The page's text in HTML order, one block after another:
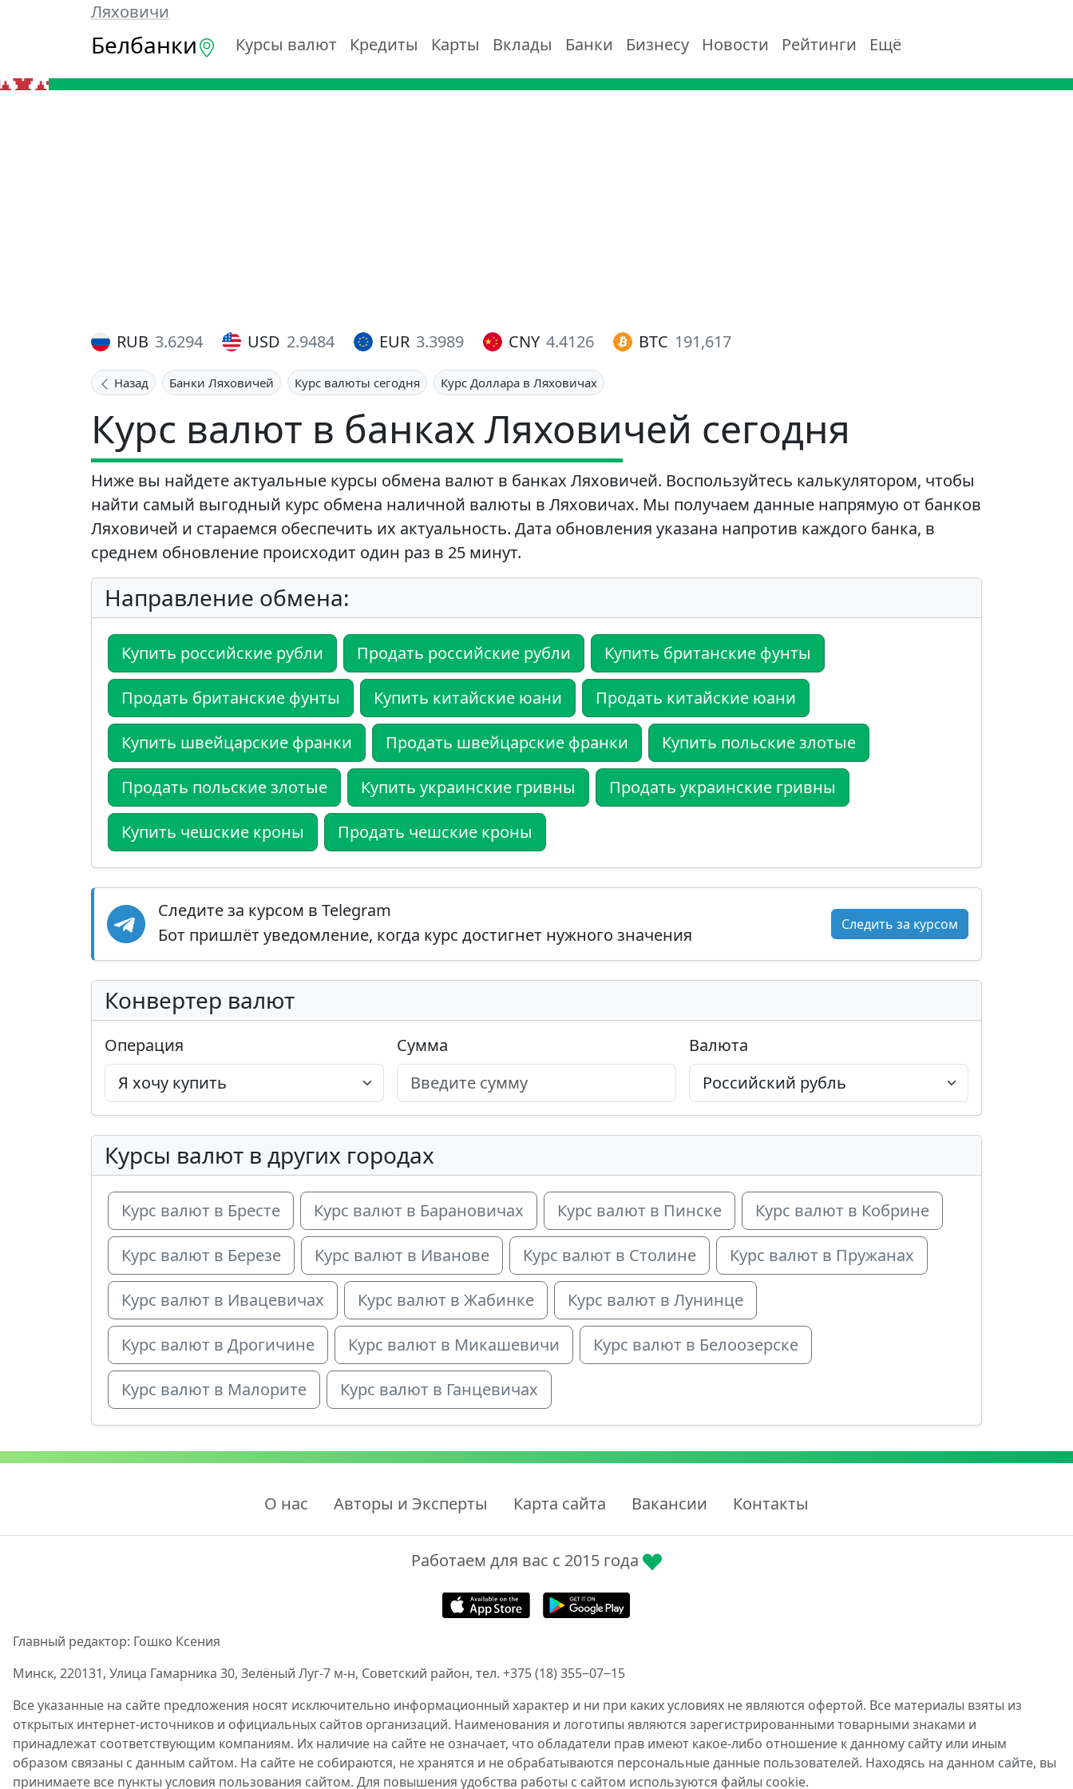
Ляховичи
Белбанки Курсы валют Кредиты Карты Вклады Банки Бизнесу Новости Рейтинги Ещё
RUB 3.6294 USD 2.9484 EUR 3.3989 CNY 4.4126 BTC 191,617
Назад Банки Ляховичей Курс валюты сегодня Курс Доллара в Ляховичах
Курс валют в банках Ляховичей сегодня
Ниже вы найдете актуальные курсы обмена валют в банках Ляховичей. Воспользуйтесь калькулятором, чтобы
найти самый выгодный курс обмена наличной валюты в Ляховичах. Мы получаем данные напрямую от банков
Ляховичей и стараемся обеспечить их актуальность. Дата обновления указана напротив каждого банка, в
среднем обновление происходит один раз в 25 минут.
Направление обмена:
Купить российские рубли Продать российские рубли Купить британские фунты
Продать британские фунты Купить китайские юани Продать китайские юани
Купить швейцарские франки Продать швейцарские франки Купить польские злотые
Продать польские злотые Купить украинские гривны Продать украинские гривны
Купить чешские кроны Продать чешские кроны
Следите за курсом в Telegram
Бот пришлёт уведомление, когда курс достигнет нужного значения
Следить за курсом
Конвертер валют
Операция Сумма Валюта
Курсы валют в других городах
Курс валют в Бресте Курс валют в Барановичах Курс валют в Пинске Курс валют в Кобрине
Курс валют в Березе Курс валют в Иванове Курс валют в Столине Курс валют в Пружанах
Курс валют в Ивацевичах Курс валют в Жабинке Курс валют в Лунинце
Курс валют в Дрогичине Курс валют в Микашевичи Курс валют в Белоозерске
Курс валют в Малорите Курс валют в Ганцевичах
О нас Авторы и Эксперты Карта сайта Вакансии Контакты
Работаем для вас с 2015 года
Главный редактор: Гошко Ксения
Минск, 220131, Улица Гамарника 30, Зелёный Луг-7 м-н, Советский район, тел. +375 (18) 355‒07‒15
Все указанные на сайте предложения носят исключительно информационный характер и ни при каких условиях не являются офертой. Все материалы взяты из
открытых интернет-источников и официальных сайтов организаций. Наименования и логотипы являются зарегистрированными товарными знаками и
принадлежат соответствующим компаниям. Их наличие на сайте не означает, что обладатели прав имеют какое-либо отношение к данному сайту или иным
образом связаны с данным сайтом. На сайте не собираются, не хранятся и не обрабатываются персональные данные пользователей. Находясь на данном сайте, вы
принимаете все пункты условия пользования сайтом. Для повышения удобства работы с сайтом используются файлы cookie.